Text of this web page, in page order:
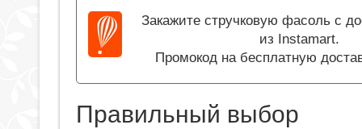
Закажите стручковую фасоль с
из Instamart.
Промокод на бесплатную
Правильный выбор